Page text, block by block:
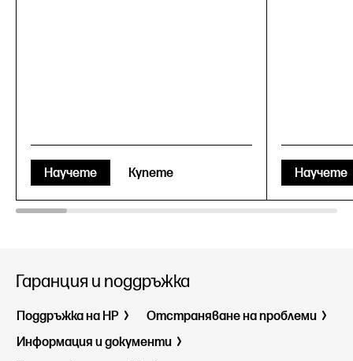
Научете Купете Научете
Гаранция и поддръжка
Поддръжка на HP
Отстраняване на проблеми
Информация и документи